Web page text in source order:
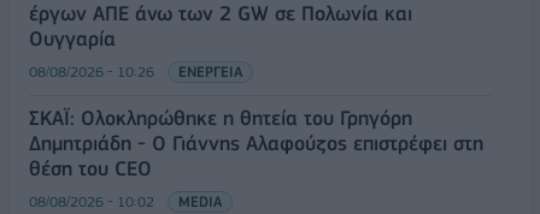
έργων ΑΠΕ άνω των 2 GW σε Πολωνία και
Ουγγαρία
08/08/2026 - 10:26 ΕΝΕΡΓΕΙΑ
ΣΚΑΪ: Ολοκληρώθηκε η θητεία του Γρηγόρη
Δημητριάδη - Ο Γιάννης Αλαφούζος επιστρέφει στη
θέση του CEO
08/08/2026 - 10:02 MEDIA